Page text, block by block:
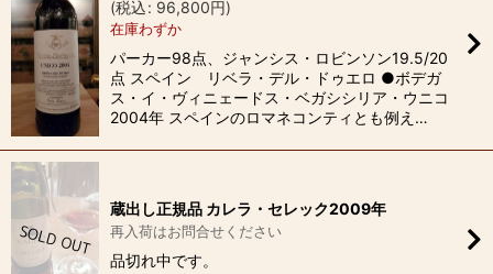
(税込: 96,800円)
在庫わずか
パーカー98点、ジャンシス・ロビンソン19.5/20
点 スペイン リベラ・デル・ドゥエロ ●ボデガ
ス・イ・ヴィニェードス・ベガシシリア・ウニコ
2004年 スペインのロマネコンティとも例え…
蔵出し正規品 カレラ・セレック2009年
再入荷はお問合せください
品切れ中です。